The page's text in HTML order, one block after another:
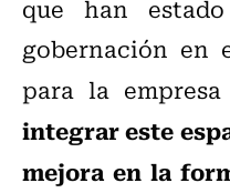
que han
gobernación en
para la empresa
integrar este
mejora en la